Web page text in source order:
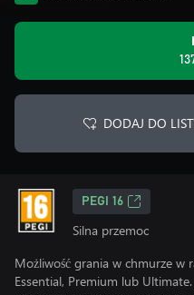
DODAJ DO
PEGI 16
Silna przemoc
Możliwość grania w chmurze w
Essential, Premium lub